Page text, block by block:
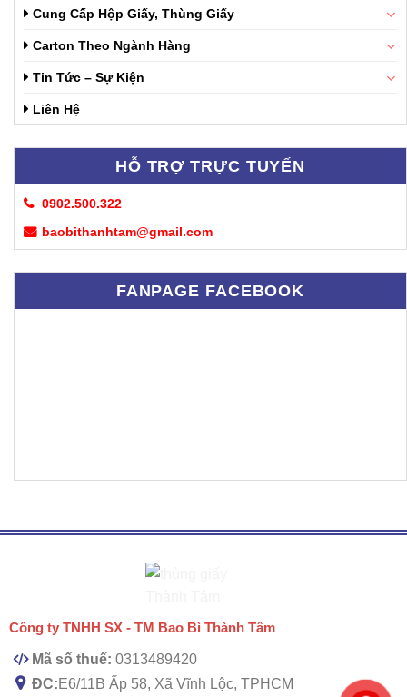
Cung Cấp Hộp Giấy, Thùng Giấy
Carton Theo Ngành Hàng
Tin Tức – Sự Kiện
Liên Hệ
HỖ TRỢ TRỰC TUYẾN
0902.500.322
baobithanhtam@gmail.com
FANPAGE FACEBOOK
Công ty TNHH SX - TM Bao Bì Thành Tâm
Mã số thuế: 0313489420
ĐC:E6/11B Ấp 58, Xã Vĩnh Lộc, TPHCM